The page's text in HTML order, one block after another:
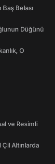
Belası
Düğünü
O
ve Resimli
Altınlarda